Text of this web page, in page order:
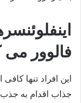
فالوور می
این افراد تنها
جذاب اقدام به جذب